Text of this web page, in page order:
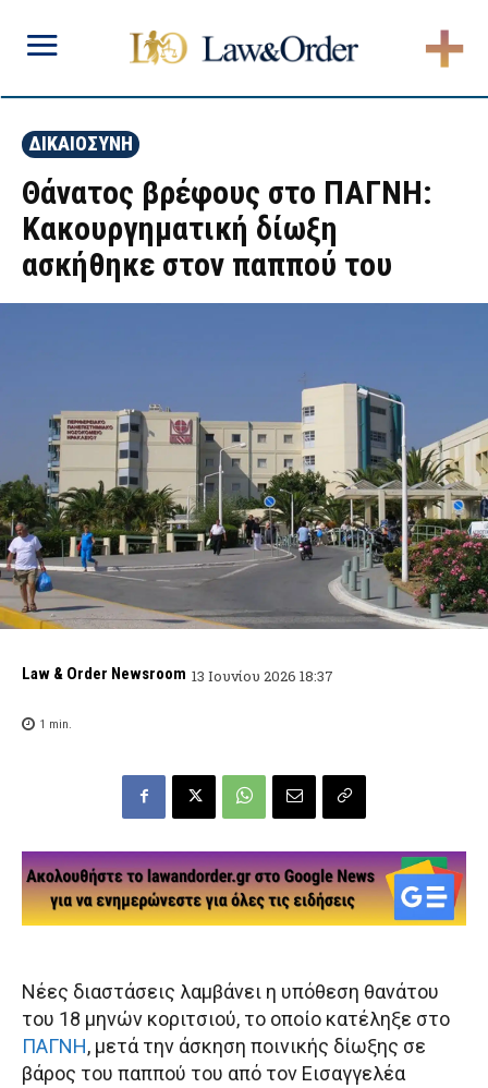
ΔΙΚΑΙΟΣΥΝΗ
Θάνατος βρέφους στο ΠΑΓΝΗ:
Κακουργηματική δίωξη
ασκήθηκε στον παππού του
Law & Order Newsroom 13 Ιουνίου 2026 18:37
1 min.
Νέες διαστάσεις λαμβάνει η υπόθεση θανάτου
του 18 μηνών κοριτσιού, το οποίο κατέληξε στο
ΠΑΓΝΗ, μετά την άσκηση ποινικής δίωξης σε
βάρος του παππού του από τον Εισαγγελέα